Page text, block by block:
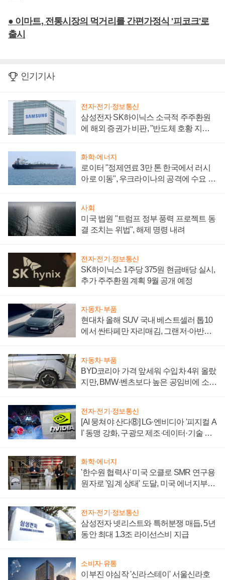
● 이마트, 전통시장의 먹거리를 간편가정식 '피코크'로
출시
인기기사
전자·전기·정보통신
삼성전자 SK하이닉스 소극적 주주환원
에 해외 증권가 비판, "반도체 호황 지속
화학·에너지
로이터 "정제연료 3만 톤 한국에서 러시
아로 이동", 우크라이나의 공격에 수요 늘
사회
미국 법원 "트럼프 정부 풍력 프로젝트 동
결 조치는 위법", 해제 명령 내려
전자·전기·정보통신
SK하이닉스 1주당 375원 현금배당 실시,
추가 주주환원 계획 9월 공개 예정
자동차·부품
현대차 올해 SUV 국내 베스트셀러 톱10
에서 싼타페만 자리매김, 그랜저·아반떼
자동차·부품
BYD코리아 가격 앞세워 수입차 4위 올랐
지만, BMW·벤츠보다 높은 공임비에 소비
전자·전기·정보통신
[AI 뭉쳐야 산다⑧] LG·엔비디아 '피지컬 A
I' 동맹 강화, 구광모 제조·데이터·기술 결
화학·에너지
'한수원 협력사' 미국 오클로 SMR 연구용
원자로 '임계 상태' 도달, 미국 에너지부
전자·전기·정보통신
삼성전자 넷리스트와 특허분쟁 매듭, 5년
동안 최대 1.3조 라이선스비 지급
소비자·유통
이부진 야심작 '신라스테이' 서울신라호